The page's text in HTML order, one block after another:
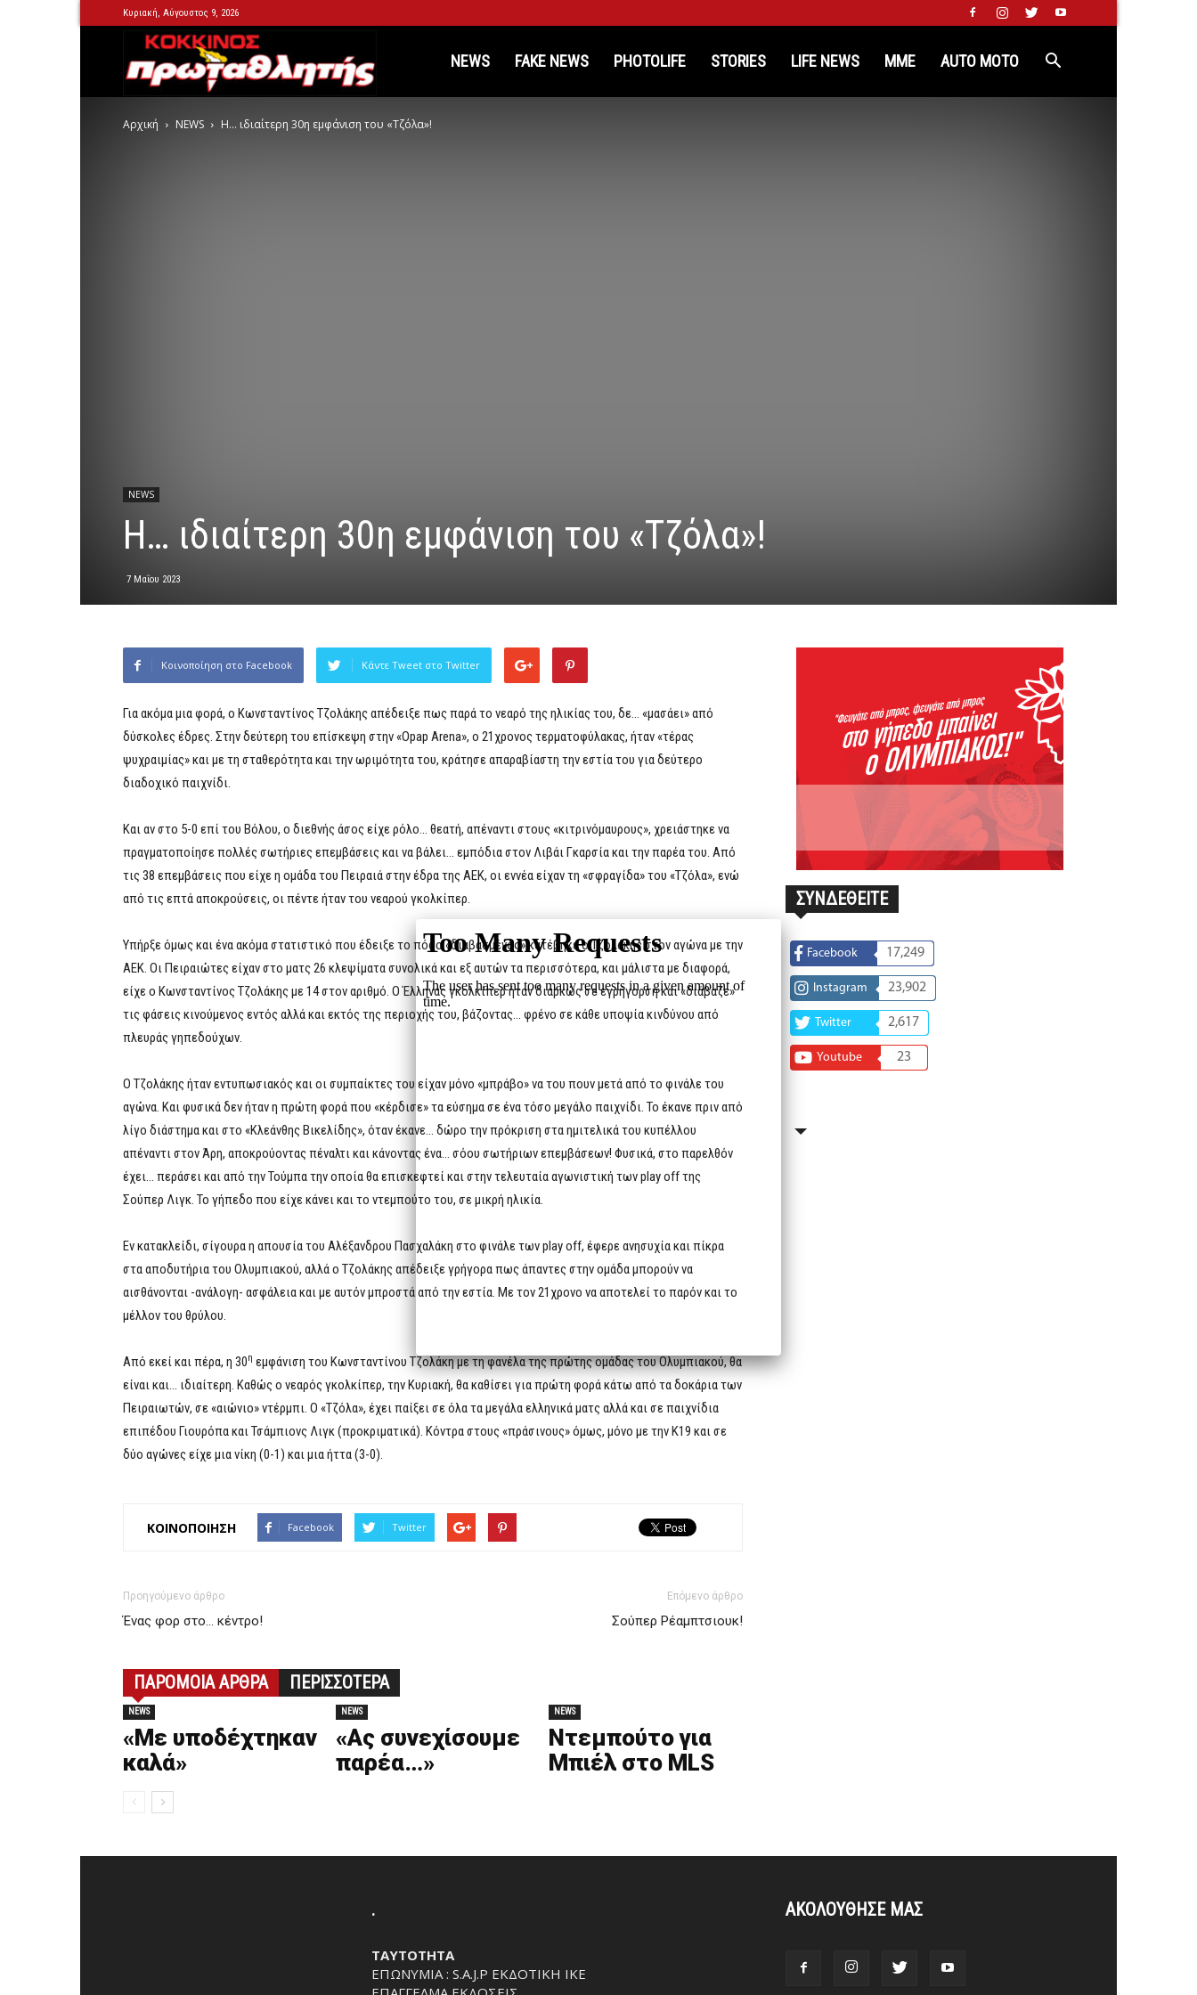
Κυριακή, Αύγουστος 9, 2026
KokkinosProtathlitis.gr
NEWS FAKE NEWS PHOTOLIFE STORIES LIFE NEWS MME AUTO MOTO
Αρχική NEWS Η… ιδιαίτερη 30η εμφάνιση του «Τζόλα»!
NEWS
Η… ιδιαίτερη 30η εμφάνιση του «Τζόλα»!
7 Μαΐου 2023
Κοινοποίηση στο Facebook Κάντε Tweet στο Twitter
Για ακόμα μια φορά, ο Κωνσταντίνος Τζολάκης απέδειξε πως παρά το νεαρό της ηλικίας του, δε… «μασάει» από
δύσκολες έδρες. Στην δεύτερη του επίσκεψη στην «Opap Arena», o 21χρονος τερματοφύλακας, ήταν «τέρας
ψυχραιμίας» και με τη σταθερότητα και την ωριμότητα του, κράτησε απαραβίαστη την εστία του για δεύτερο
διαδοχικό παιχνίδι.
Και αν στο 5-0 επί του Βόλου, ο διεθνής άσος είχε ρόλο… θεατή, απέναντι στους «κιτρινόμαυρους», χρειάστηκε να
πραγματοποίησε πολλές σωτήριες επεμβάσεις και να βάλει… εμπόδια στον Λιβάι Γκαρσία και την παρέα του. Από
τις 38 επεμβάσεις που είχε η ομάδα του Πειραιά στην έδρα της ΑΕΚ, οι εννέα είχαν τη «σφραγίδα» του «Τζόλα», ενώ
από τις επτά αποκρούσεις, οι πέντε ήταν του νεαρού γκολκίπερ.
Υπήρξε όμως και ένα ακόμα στατιστικό που έδειξε το πόσο «διαβασμένος» κατέβηκε ο Τζολάκης στον αγώνα με την
ΑΕΚ. Οι Πειραιώτες είχαν στο ματς 26 κλεψίματα συνολικά και εξ αυτών τα περισσότερα, και μάλιστα με διαφορά,
είχε ο Κωνσταντίνος Τζολάκης με 14 στον αριθμό. Ο Έλληνας γκολκίπερ ήταν διαρκώς σε εγρήγορση και «διάβαζε»
τις φάσεις κινούμενος εντός αλλά και εκτός της περιοχής του, βάζοντας… φρένο σε κάθε υποψία κινδύνου από
πλευράς γηπεδούχων.
Ο Τζολάκης ήταν εντυπωσιακός και οι συμπαίκτες του είχαν μόνο «μπράβο» να του πουν μετά από το φινάλε του
αγώνα. Και φυσικά δεν ήταν η πρώτη φορά που «κέρδισε» τα εύσημα σε ένα τόσο μεγάλο παιχνίδι. Το έκανε πριν από
λίγο διάστημα και στο «Κλεάνθης Βικελίδης», όταν έκανε… δώρο την πρόκριση στα ημιτελικά του κυπέλλου
απέναντι στον Άρη, αποκρούοντας πέναλτι και κάνοντας ένα… σόου σωτήριων επεμβάσεων! Φυσικά, στο παρελθόν
έχει… περάσει και από την Τούμπα την οποία θα επισκεφτεί και στην τελευταία αγωνιστική των play off της
Σούπερ Λιγκ. Το γήπεδο που είχε κάνει και το ντεμπούτο του, σε μικρή ηλικία.
Εν κατακλείδι, σίγουρα η απουσία του Aλέξανδρου Πασχαλάκη στο φινάλε των play off, έφερε ανησυχία και πίκρα
στα αποδυτήρια του Ολυμπιακού, αλλά ο Τζολάκης απέδειξε γρήγορα πως άπαντες στην ομάδα μπορούν να
αισθάνονται -ανάλογη- ασφάλεια και με αυτόν μπροστά από την εστία. Με τον 21χρονο να αποτελεί το παρόν και το
μέλλον του θρύλου.
Aπό εκεί και πέρα, η 30η εμφάνιση του Κωνσταντίνου Τζολάκη με τη φανέλα της πρώτης ομάδας του Ολυμπιακού, θα
είναι και… ιδιαίτερη. Καθώς ο νεαρός γκολκίπερ, την Κυριακή, θα καθίσει για πρώτη φορά κάτω από τα δοκάρια των
Πειραιωτών, σε «αιώνιο» ντέρμπι. Ο «Τζόλα», έχει παίξει σε όλα τα μεγάλα ελληνικά ματς αλλά και σε παιχνίδια
επιπέδου Γιουρόπα και Τσάμπιονς Λιγκ (προκριματικά). Κόντρα στους «πράσινους» όμως, μόνο με την Κ19 και σε
δύο αγώνες είχε μια νίκη (0-1) και μια ήττα (3-0).
ΚΟΙΝΟΠΟΙΗΣΗ Facebook Twitter
Προηγούμενο άρθρο
Ένας φορ στο… κέντρο!
Επόμενο άρθρο
Σούπερ Ρέαμπτσιουκ!
ΠΑΡΟΜΟΙΑ ΑΡΘΡΑ ΠΕΡΙΣΣΟΤΕΡΑ
NEWS
«Με υποδέχτηκαν
καλά»
NEWS
«Ας συνεχίσουμε
παρέα…»
NEWS
Ντεμπούτο για
Μπιέλ στο MLS
ΣΥΝΔΕΘΕΙΤΕ
Facebook 17,249
Instagram 23,902
Twitter 2,617
Youtube 23
.
ΤΑΥΤΟΤΗΤΑ
ΕΠΩΝΥΜΙΑ : S.A.J.P ΕΚΔΟΤΙΚΗ ΙΚΕ
ΑΚΟΛΟΥΘΗΣΕ ΜΑΣ